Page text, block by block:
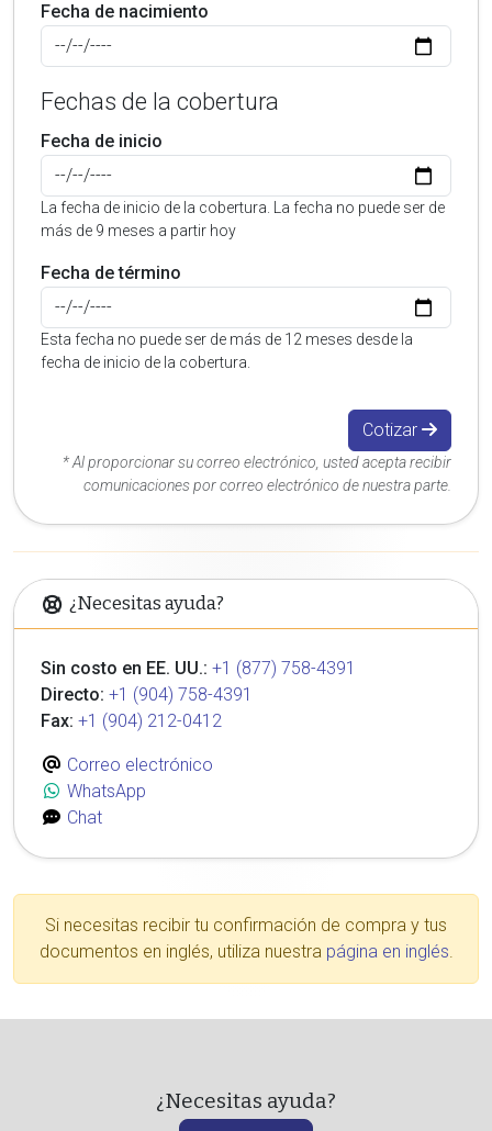
Fecha de nacimiento
Fechas de la cobertura
Fecha de inicio
La fecha de inicio de la cobertura. La fecha no puede ser de
más de 9 meses a partir hoy
Fecha de término
Esta fecha no puede ser de más de 12 meses desde la
fecha de inicio de la cobertura.
Cotizar
* Al proporcionar su correo electrónico, usted acepta recibir
comunicaciones por correo electrónico de nuestra parte.
¿Necesitas ayuda?
Sin costo en EE. UU.: +1 (877) 758-4391
Directo: +1 (904) 758-4391
Fax: +1 (904) 212-0412
Correo electrónico
WhatsApp
Chat
Si necesitas recibir tu confirmación de compra y tus
documentos en inglés, utiliza nuestra página en inglés.
¿Necesitas ayuda?